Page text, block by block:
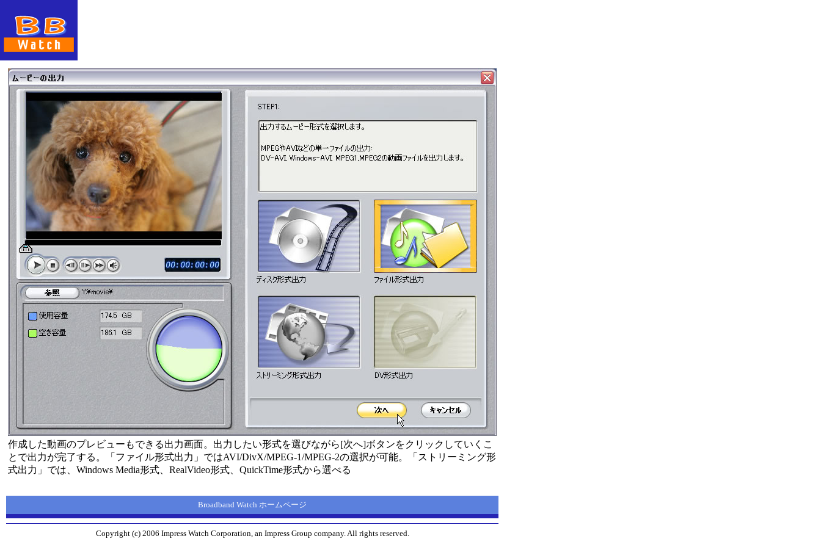
作成した動画のプレビューもできる出力画面。出力したい形式を選びながら[次へ]ボタンをクリックしていくこ
とで出力が完了する。「ファイル形式出力」ではAVI/DivX/MPEG-1/MPEG-2の選択が可能。「ストリーミング形
式出力」では、Windows Media形式、RealVideo形式、QuickTime形式から選べる
Broadband Watch ホームページ
Copyright (c) 2006 Impress Watch Corporation, an Impress Group company. All rights reserved.